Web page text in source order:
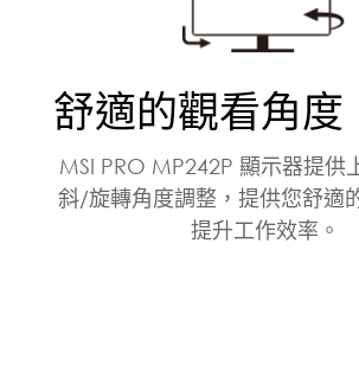
舒適的觀看角度
MSI PRO MP242P 顯示器提
斜/旋轉角度調整，提供您舒適
提升工作效率。